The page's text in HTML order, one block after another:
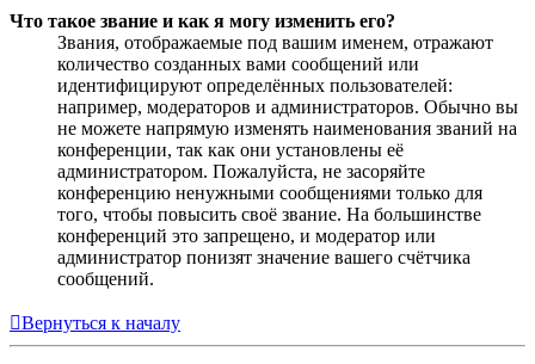
Что такое звание и как я могу изменить его?
Звания, отображаемые под вашим именем, отражают
количество созданных вами сообщений или
идентифицируют определённых пользователей:
например, модераторов и администраторов. Обычно вы
не можете напрямую изменять наименования званий на
конференции, так как они установлены её
администратором. Пожалуйста, не засоряйте
конференцию ненужными сообщениями только для
того, чтобы повысить своё звание. На большинстве
конференций это запрещено, и модератор или
администратор понизят значение вашего счётчика
сообщений.
Вернуться к началу